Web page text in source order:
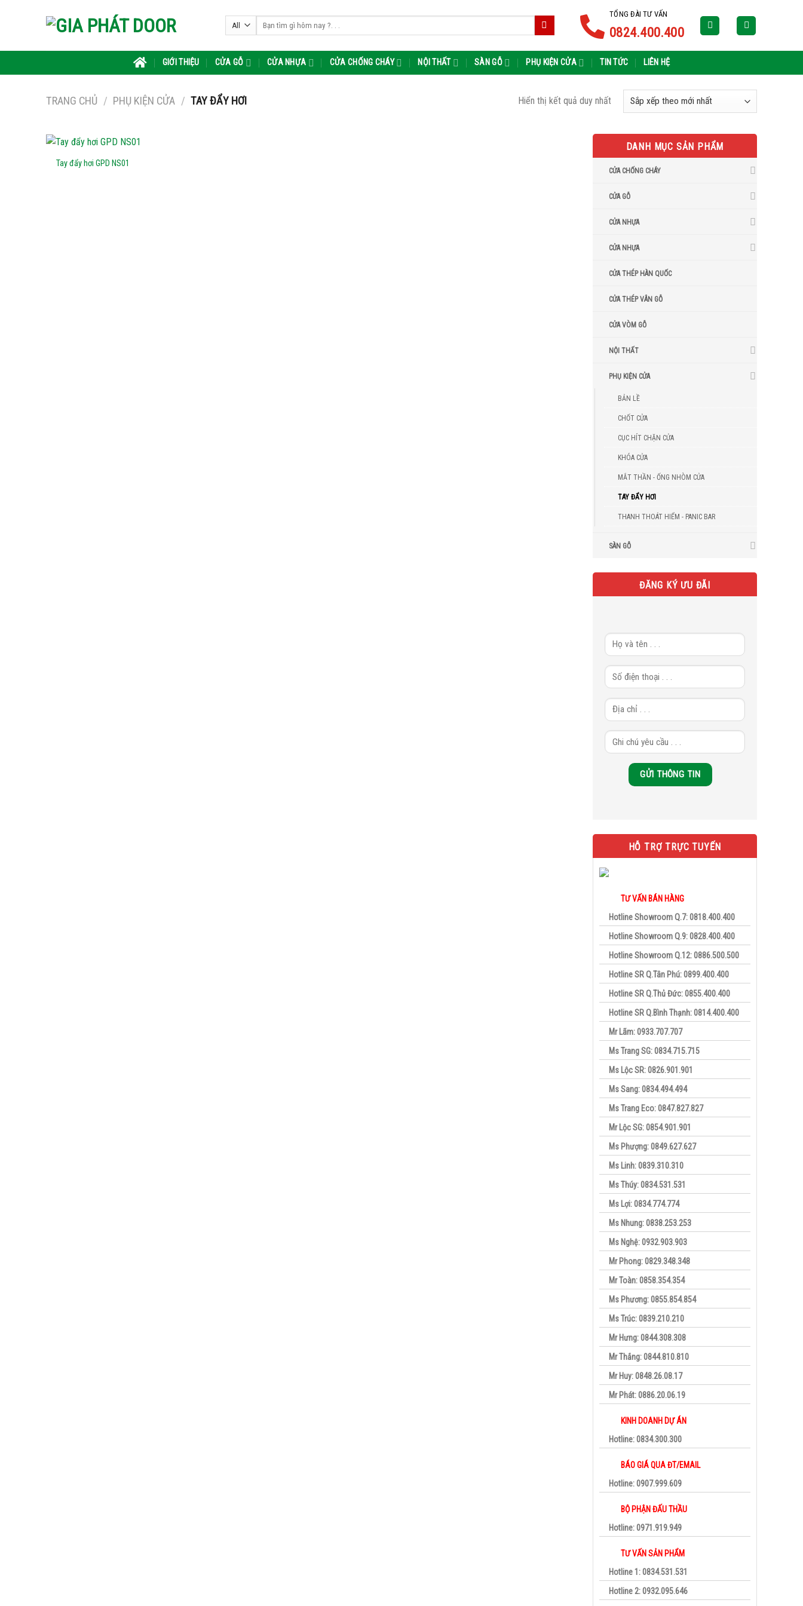
kiếm:
TỔNG ĐÀI TƯ VẤN
0824.400.400
GIỚI THIỆU CỬA GỖ CỬA NHỰA CỬA CHỐNG CHÁY NỘI THẤT SÀN GỖ PHỤ KIỆN CỬA TIN TỨC LIÊN HỆ
TRANG CHỦ / PHỤ KIỆN CỬA / TAY ĐẨY HƠI Hiển thị kết quả duy nhất
Tay đẩy hơi GPD NS01
DANH MỤC SẢN PHẨM
CỬA CHỐNG CHÁY
CỬA GỖ
CỬA NHỰA
CỬA NHỰA
CỬA THÉP HÀN QUỐC
CỬA THÉP VÂN GỖ
CỬA VÒM GỖ
NỘI THẤT
PHỤ KIỆN CỬA
BẢN LỀ
CHỐT CỬA
CỤC HÍT CHẶN CỬA
KHÓA CỬA
MẮT THẦN - ỐNG NHÒM CỬA
TAY ĐẨY HƠI
THANH THOÁT HIỂM - PANIC BAR
SÀN GỖ
ĐĂNG KÝ ƯU ĐÃI
HỖ TRỢ TRỰC TUYẾN
TƯ VẤN BÁN HÀNG
Hotline Showroom Q.7: 0818.400.400
Hotline Showroom Q.9: 0828.400.400
Hotline Showroom Q.12: 0886.500.500
Hotline SR Q.Tân Phú: 0899.400.400
Hotline SR Q.Thủ Đức: 0855.400.400
Hotline SR Q.Bình Thạnh: 0814.400.400
Mr Lãm: 0933.707.707
Ms Trang SG: 0834.715.715
Ms Lộc SR: 0826.901.901
Ms Sang: 0834.494.494
Ms Trang Eco: 0847.827.827
Mr Lộc SG: 0854.901.901
Ms Phượng: 0849.627.627
Ms Linh: 0839.310.310
Ms Thúy: 0834.531.531
Ms Lợi: 0834.774.774
Ms Nhung: 0838.253.253
Ms Nghệ: 0932.903.903
Mr Phong: 0829.348.348
Mr Toàn: 0858.354.354
Ms Phương: 0855.854.854
Ms Trúc: 0839.210.210
Mr Hưng: 0844.308.308
Mr Thắng: 0844.810.810
Mr Huy: 0848.26.08.17
Mr Phát: 0886.20.06.19
KINH DOANH DỰ ÁN
Hotline: 0834.300.300
BÁO GIÁ QUA ĐT/EMAIL
Hotline: 0907.999.609
BỘ PHẬN ĐẤU THẦU
Hotline: 0971.919.949
TƯ VẤN SẢN PHẨM
Hotline 1: 0834.531.531
Hotline 2: 0932.095.646